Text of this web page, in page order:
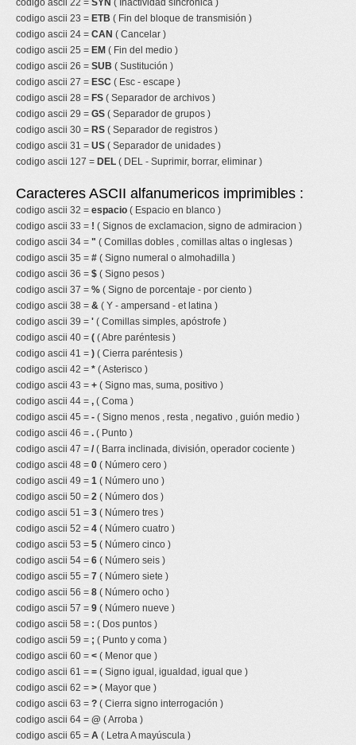
codigo ascii 22 = SYN ( Inactividad síncronica )
codigo ascii 23 = ETB ( Fin del bloque de transmisión )
codigo ascii 24 = CAN ( Cancelar )
codigo ascii 25 = EM ( Fin del medio )
codigo ascii 26 = SUB ( Sustitución )
codigo ascii 27 = ESC ( Esc - escape )
codigo ascii 28 = FS ( Separador de archivos )
codigo ascii 29 = GS ( Separador de grupos )
codigo ascii 30 = RS ( Separador de registros )
codigo ascii 31 = US ( Separador de unidades )
codigo ascii 127 = DEL ( DEL - Suprimir, borrar, eliminar )
Caracteres ASCII alfanumericos imprimibles :
codigo ascii 32 = espacio ( Espacio en blanco )
codigo ascii 33 = ! ( Signos de exclamacion, signo de admiracion )
codigo ascii 34 = " ( Comillas dobles , comillas altas o inglesas )
codigo ascii 35 = # ( Signo numeral o almohadilla )
codigo ascii 36 = $ ( Signo pesos )
codigo ascii 37 = % ( Signo de porcentaje - por ciento )
codigo ascii 38 = & ( Y - ampersand - et latina )
codigo ascii 39 = ' ( Comillas simples, apóstrofe )
codigo ascii 40 = ( ( Abre paréntesis )
codigo ascii 41 = ) ( Cierra paréntesis )
codigo ascii 42 = * ( Asterisco )
codigo ascii 43 = + ( Signo mas, suma, positivo )
codigo ascii 44 = , ( Coma )
codigo ascii 45 = - ( Signo menos , resta , negativo , guión medio )
codigo ascii 46 = . ( Punto )
codigo ascii 47 = /( Barra inclinada, división, operador cociente )
codigo ascii 48 = 0 ( Número cero )
codigo ascii 49 = 1 ( Número uno )
codigo ascii 50 = 2 ( Número dos )
codigo ascii 51 = 3 ( Número tres )
codigo ascii 52 = 4 ( Número cuatro )
codigo ascii 53 = 5 ( Número cinco )
codigo ascii 54 = 6 ( Número seis )
codigo ascii 55 = 7 ( Número siete )
codigo ascii 56 = 8 ( Número ocho )
codigo ascii 57 = 9 ( Número nueve )
codigo ascii 58 = : ( Dos puntos )
codigo ascii 59 = ; ( Punto y coma )
codigo ascii 60 = < ( Menor que )
codigo ascii 61 = = ( Signo igual, igualdad, igual que )
codigo ascii 62 = > ( Mayor que )
codigo ascii 63 = ? ( Cierra signo interrogación )
codigo ascii 64 = @ ( Arroba )
codigo ascii 65 = A ( Letra A mayúscula )